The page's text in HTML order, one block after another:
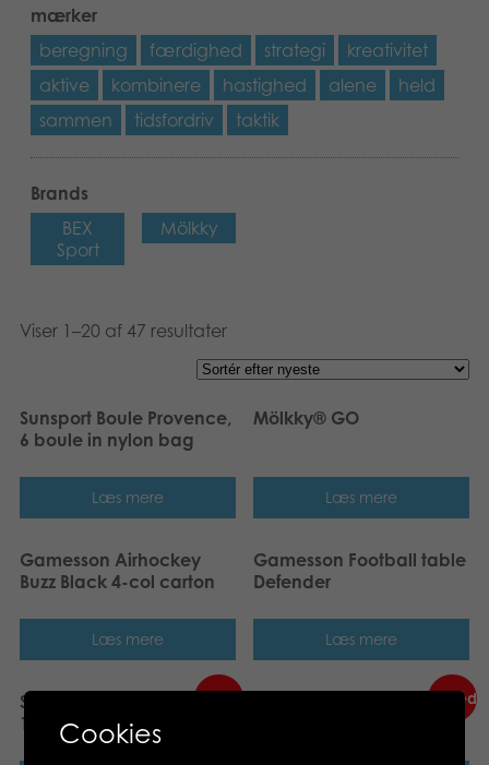
mærker
beregning
færdighed strategi
kreativitet
aktive
kombinere hastighed alene
held
sammen
tidsfordriv taktik
Brands
BEX
Sport
Mölkky
Viser 1–20 af 47 resultater
Sunsport Boule Provence,
6 boule in nylon bag
Læs mere
Mölkky® GO
Læs mere
Gamesson Airhockey
Buzz Black 4-col carton
Læs mere
Gamesson Football table
Defender
Læs mere
Sunsport Pop-up goal
1pc 180x120cm
Nyhed
Cookies